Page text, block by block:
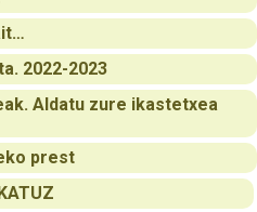
2022-2023
Aldatu zure ikastetxea
prest